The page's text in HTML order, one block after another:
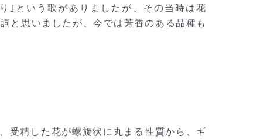
｣という歌がありましたが、その当時は花
と思いましたが、今では芳香のある品種も
受精した花が螺旋状に丸まる性質から、ギ